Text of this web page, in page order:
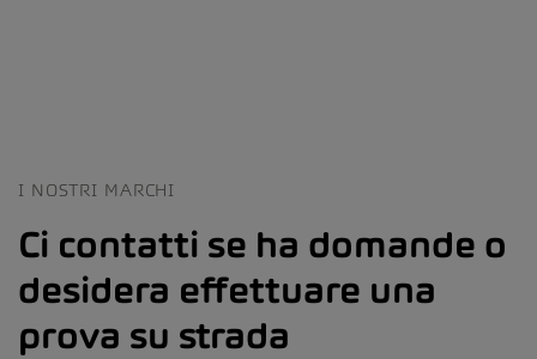
I NOSTRI MARCHI
Ci contatti se ha domande o
desidera effettuare una
prova su strada